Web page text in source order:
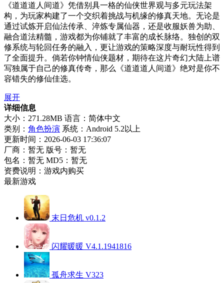
《道道道人间道》凭借别具一格的仙侠世界观与多元玩法架
构，为玩家构建了一个交织着挑战与机缘的修真天地。无论是
通过试炼开启仙法传承、淬炼专属仙器，还是收服妖兽为助、
融合道法精髓，游戏都为你铺就了丰富的成长脉络。独创的双
修系统与轮回任务的融入，更让游戏的策略深度与耐玩性得到
了全面提升。倘若你钟情仙侠题材，期待在这片奇幻大陆上谱
写独属于自己的修真传奇，那么《道道道人间道》绝对是你不
容错失的修仙佳选。
展开
详细信息
大小：271.28MB 语言：简体中文
类别： 角色扮演 系统：Android 5.2以上
更新时间：2026-06-03 17:36:07
厂商：暂无 版号：暂无
包名：暂无 MD5：暂无
资费说明：游戏内购买
最新游戏
末日危机 v0.1.2
闪耀暖暖 V4.1.1941816
孤舟求生 V323